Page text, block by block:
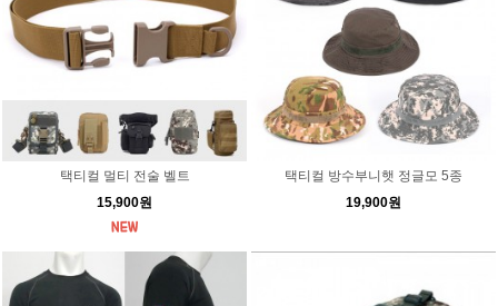
택티컬 멀티 전술 벨트
15,900원
택티컬 방수부니햇 정글모 5종
19,900원